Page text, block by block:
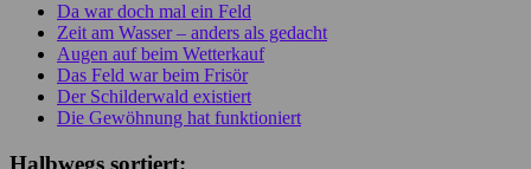
Da war doch mal ein Feld
Zeit am Wasser – anders als gedacht
Augen auf beim Wetterkauf
Das Feld war beim Frisör
Der Schilderwald existiert
Die Gewöhnung hat funktioniert
Halbwegs sortiert: